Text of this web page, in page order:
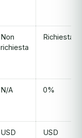
Non
richiesta
Richiesta
N/A 0%
USD
USD